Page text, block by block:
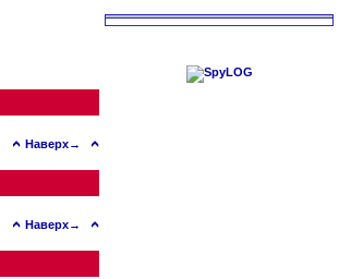
Наверх→
Наверх→